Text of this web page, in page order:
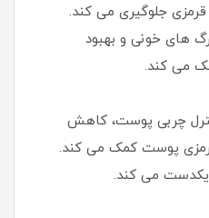
جلوگیری می کند.
های خونی و بهبود
می کند.
چربی پوست، کاهش
پوست کمک می کند.
می کند.